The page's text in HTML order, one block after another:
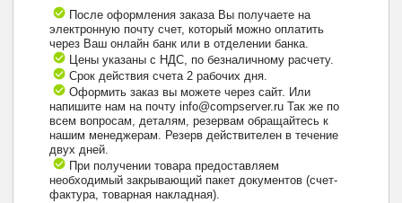
После оформления заказа Вы получаете на
электронную почту счет, который можно оплатить
через Ваш онлайн банк или в отделении банка.
Цены указаны с НДС, по безналичному расчету.
Срок действия счета 2 рабочих дня.
Оформить заказ вы можете через сайт. Или
напишите нам на почту info@compserver.ru Так же по
всем вопросам, деталям, резервам обращайтесь к
нашим менеджерам. Резерв действителен в течение
двух дней.
При получении товара предоставляем
необходимый закрывающий пакет документов (счет-
фактура, товарная накладная).